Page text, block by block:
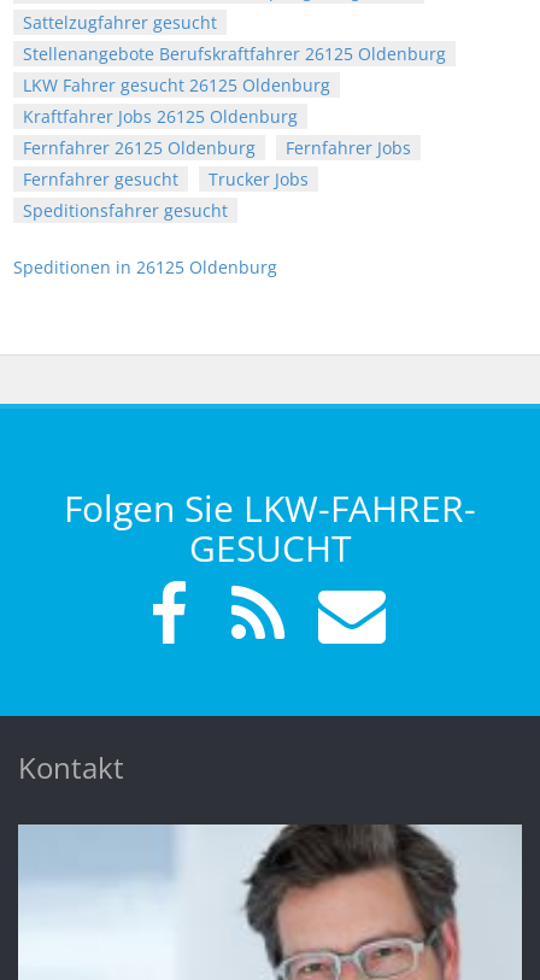
Sattelzugfahrer gesucht
Stellenangebote Berufskraftfahrer 26125 Oldenburg
LKW Fahrer gesucht 26125 Oldenburg
Kraftfahrer Jobs 26125 Oldenburg
Fernfahrer 26125 Oldenburg
Fernfahrer Jobs
Fernfahrer gesucht
Trucker Jobs
Speditionsfahrer gesucht
Speditionen in 26125 Oldenburg
Folgen Sie LKW-FAHRER-
GESUCHT
Kontakt